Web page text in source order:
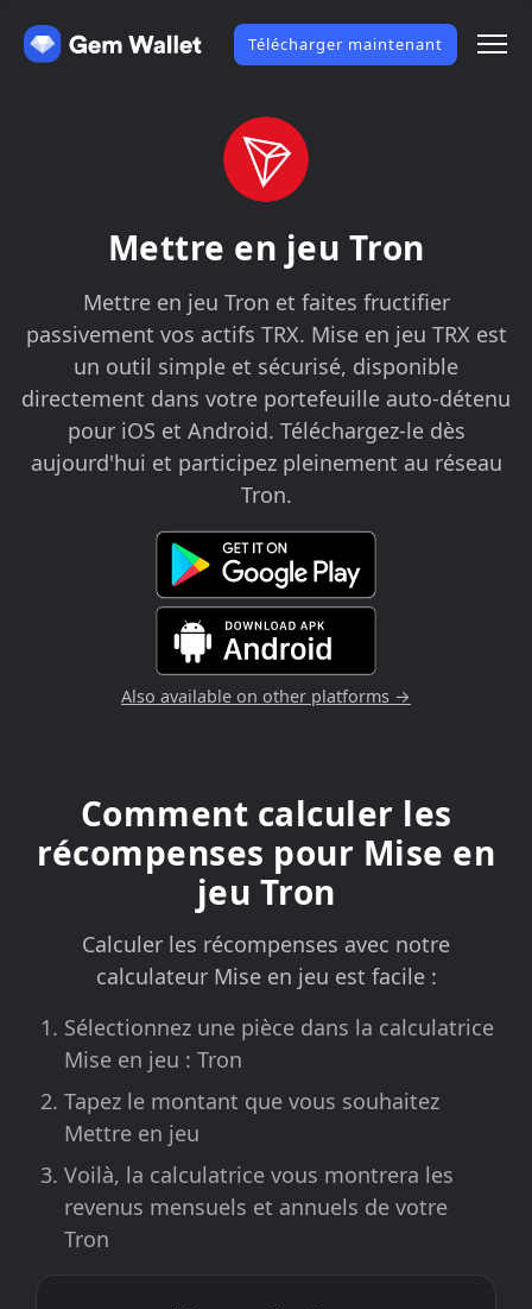
Télécharger maintenant
Mettre en jeu Tron
Mettre en jeu Tron et faites fructifier
passivement vos actifs TRX. Mise en jeu TRX est
un outil simple et sécurisé, disponible
directement dans votre portefeuille auto-détenu
pour iOS et Android. Téléchargez-le dès
aujourd'hui et participez pleinement au réseau
Tron.
Also available on other platforms →
Comment calculer les
récompenses pour Mise en
jeu Tron
Calculer les récompenses avec notre
calculateur Mise en jeu est facile :
Sélectionnez une pièce dans la calculatrice
Mise en jeu : Tron
Tapez le montant que vous souhaitez
Mettre en jeu
Voilà, la calculatrice vous montrera les
revenus mensuels et annuels de votre
Tron